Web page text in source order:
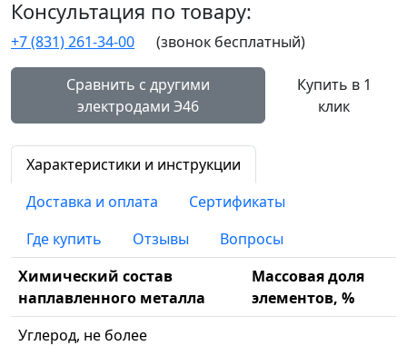
Консультация по товару:
+7 (831) 261-34-00 (звонок бесплатный)
Сравнить с другими
электродами Э46
Купить в 1
клик
Характеристики и инструкции
Доставка и оплата
Сертификаты
Где купить
Отзывы
Вопросы
Химический состав
наплавленного металла
Массовая доля
элементов, %
Углерод, не более